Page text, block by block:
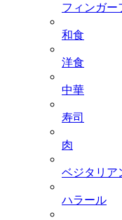
フィンガー
和食
洋食
中華
寿司
肉
ベジタリア
ハラール